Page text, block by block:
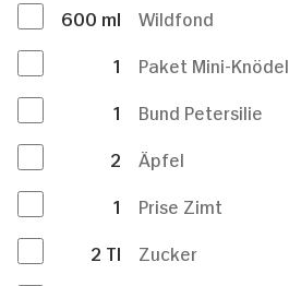
600 ml
Wildfond
1
Paket Mini-Knödel
1
Bund Petersilie
2
Äpfel
1
Prise Zimt
2 Tl
Zucker